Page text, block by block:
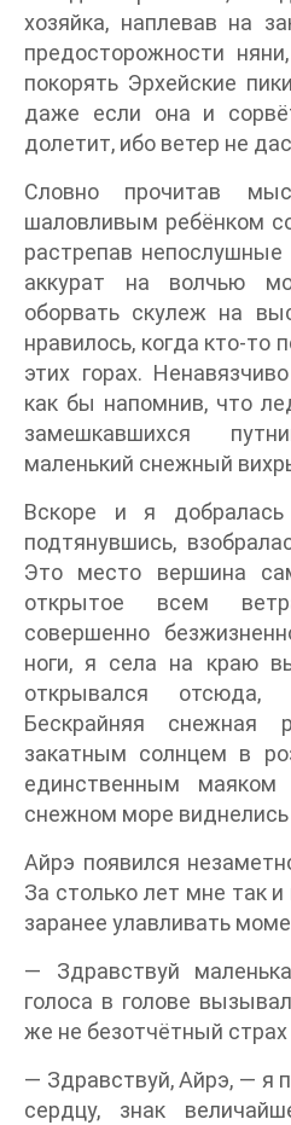
хозяйка, наплевав на
предосторожности
покорять Эрхейские
даже если она и
долетит, ибо ветер не
Словно прочитав
шаловливым ребёнком
растрепав
аккурат на волчью
оборвать скулеж на
нравилось, когда кто-то
этих горах.
как бы напомнив, что
замешкавшихся
маленький снежный
Вскоре и я
подтянувшись,
Это место вершина
открытое всем
совершенно
ноги, я села на краю
открывался отсюда,
Бескрайняя снежная
закатным солнцем в
единственным
снежном море
Айрэ появился
За столько лет мне так
заранее улавливать
— Здравствуй
голоса в голове
же не безотчётный страх
— Здравствуй, Айрэ, — я
сердцу, знак